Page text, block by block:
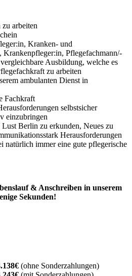
arbeiten
Kranken- und
Krankenpfleger:in, Pflegefachmann/-
Ausbildung, welche es
zu arbeiten
ambulanten Dienst in
Fachkraft
selbstsicher
einzubringen
Berlin zu erkunden, Neues zu
Herausforderungen
natürlich immer eine gute pflegerische
& Anschreiben in unserem
Sekunden!
(ohne Sonderzahlungen)